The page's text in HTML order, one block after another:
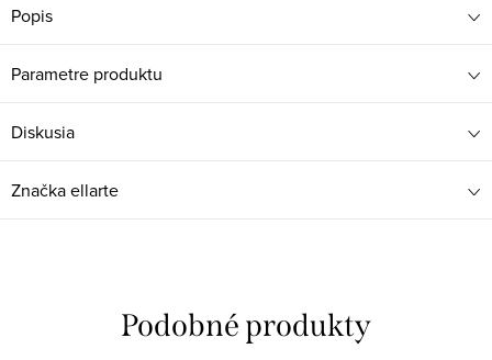
Popis
Parametre produktu
Diskusia
Značkaellarte